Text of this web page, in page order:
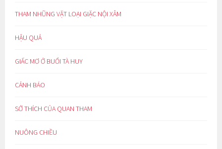
THAM NHŨNG VẶT LOẠI GIẶC NỘI XÂM
HẬU QUẢ
GIẤC MƠ Ở BUỔI TÀ HUY
CẢNH BÁO
SỞ THÍCH CỦA QUAN THAM
NUÔNG CHIỀU